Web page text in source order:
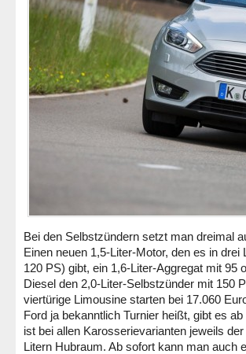
Bei den Selbstzündern setzt man dreimal
Einen neuen 1,5-Liter-Motor, den es in drei
120 PS) gibt, ein 1,6-Liter-Aggregat mit 95
Diesel den 2,0-Liter-Selbstzünder mit 150
viertürige Limousine starten bei 17.060
Ford ja bekanntlich Turnier heißt, gibt es
ist bei allen Karosserievarianten jeweils
Litern Hubraum. Ab sofort kann man auch